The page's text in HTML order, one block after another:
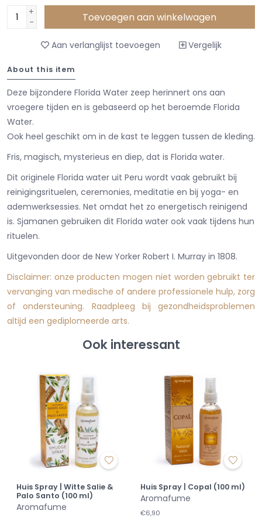
+
-
Toevoegen aan winkelwagen
Aan verlanglijst toevoegen Vergelijk
About this item
Deze bijzondere Florida Water zeep herinnert ons aan
vroegere tijden en is gebaseerd op het beroemde Florida
Water.
Ook heel geschikt om in de kast te leggen tussen de kleding.
Fris, magisch, mysterieus en diep, dat is Florida water.
Dit originele Florida water uit Peru wordt vaak gebruikt bij
reinigingsrituelen, ceremonies, meditatie en bij yoga- en
ademwerksessies. Net omdat het zo energetisch reinigend
is. Sjamanen gebruiken dit Florida water ook vaak tijdens hun
rituelen.
Uitgevonden door de New Yorker Robert I. Murray in 1808.
Disclaimer: onze producten mogen niet worden gebruikt ter
vervanging van medische of andere professionele hulp, zorg
of ondersteuning. Raadpleeg bij gezondheidsproblemen
altijd een gediplomeerde arts.
Ook interessant
Huis Spray | Witte Salie &
Palo Santo (100 ml)
Aromafume
Huis Spray | Copal (100 ml)
Aromafume
€6,90